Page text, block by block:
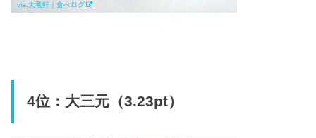
via.大竜軒｜食べログ
4位：大三元（3.23pt）